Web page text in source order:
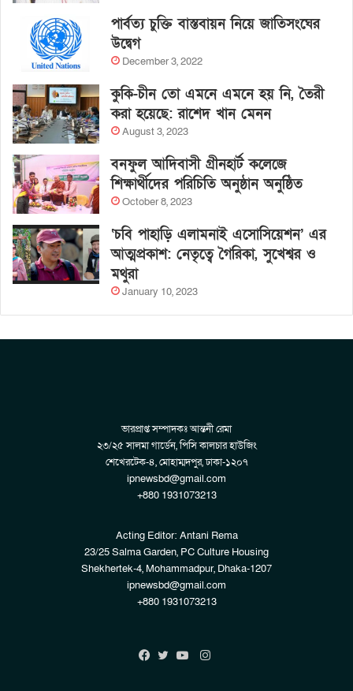
পার্বত্য চুক্তি বাস্তবায়ন নিয়ে জাতিসংঘের
উদ্বেগ
December 3, 2022
কুকি-চীন তো এমনে এমনে হয় নি, তৈরী
করা হয়েছে: রাশেদ খান মেনন
August 3, 2023
বনফুল আদিবাসী গ্রীনহার্ট কলেজে
শিক্ষার্থীদের পরিচিতি অনুষ্ঠান অনুষ্ঠিত
October 8, 2023
‘চবি পাহাড়ি এলামনাই এসোসিয়েশন’ এর
আত্মপ্রকাশ: নেতৃত্বে গৈরিকা, সুখেশ্বর ও
মথুরা
January 10, 2023
ভারপ্রাপ্ত সম্পাদকঃ আন্তনী রেমা
২৩/২৫ সালমা গার্ডেন, পিসি কালচার হাউজিং
শেখেরটেক-৪, মোহাম্মদপুর, ঢাকা-১২০৭
ipnewsbd@gmail.com
+880 1931073213
Acting Editor: Antani Rema
23/25 Salma Garden, PC Culture Housing
Shekhertek-4, Mohammadpur, Dhaka-1207
ipnewsbd@gmail.com
+880 1931073213
Instagram